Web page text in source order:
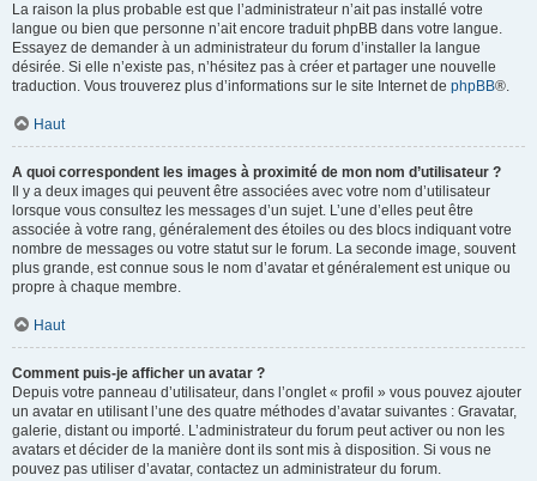
La raison la plus probable est que l’administrateur n’ait pas installé votre
langue ou bien que personne n’ait encore traduit phpBB dans votre langue.
Essayez de demander à un administrateur du forum d’installer la langue
désirée. Si elle n’existe pas, n’hésitez pas à créer et partager une nouvelle
traduction. Vous trouverez plus d’informations sur le site Internet de phpBB®.
Haut
A quoi correspondent les images à proximité de mon nom d’utilisateur ?
Il y a deux images qui peuvent être associées avec votre nom d’utilisateur
lorsque vous consultez les messages d’un sujet. L’une d’elles peut être
associée à votre rang, généralement des étoiles ou des blocs indiquant votre
nombre de messages ou votre statut sur le forum. La seconde image, souvent
plus grande, est connue sous le nom d’avatar et généralement est unique ou
propre à chaque membre.
Haut
Comment puis-je afficher un avatar ?
Depuis votre panneau d’utilisateur, dans l’onglet « profil » vous pouvez ajouter
un avatar en utilisant l’une des quatre méthodes d’avatar suivantes : Gravatar,
galerie, distant ou importé. L’administrateur du forum peut activer ou non les
avatars et décider de la manière dont ils sont mis à disposition. Si vous ne
pouvez pas utiliser d’avatar, contactez un administrateur du forum.